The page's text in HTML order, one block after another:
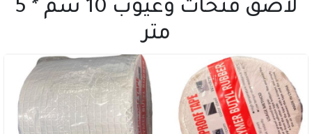
لاصق فتحات وعيوب 10 سم * 5
متر
تبحث عنه.